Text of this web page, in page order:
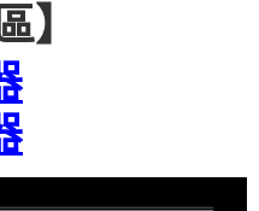
個別帳號之用戶狀況，依本公司即
不足之情形，本公司將視審查結果
訊註冊。若發現惡意使用之情形，
之使用額度並採取法律行動。
】